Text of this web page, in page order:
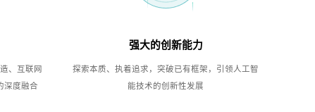
、互联网
深度融合
强大的创新能力
探索本质、执着追求，突破已有框架，引领人工智
能技术的创新性发展